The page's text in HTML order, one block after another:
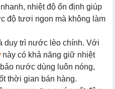
nhiệt độ ổn định giúp
độ tươi ngon mà không làm
duy trì nước lèo chính. Với
này có khả năng giữ nhiệt
nước dùng luôn nóng,
thời gian bán hàng.